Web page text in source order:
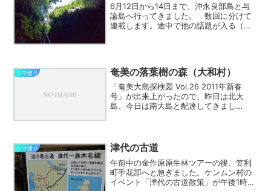
6月12日から14日まで、沖永良部島と与
論島へ行ってきました。 数回に分けて
連載します。途中で他の話題が入る（か
シマ巡り 奄美の落葉樹の森（大和村）
「奄美大島探検図 Vol.26 2011年新春
号」が出来上がったので、昨日は北大
島、今日は南大島と配達してきまし
に入ります。 今日は...
シマ巡り 津代の古道
午前中の金作原原生林ツアーの後、笠利
町手花部へと急ぎました。ケンムン村の
イベント「津代の古道散策」が午後1時半